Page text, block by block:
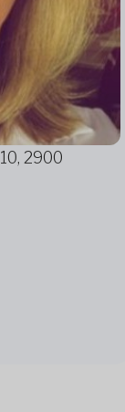
2900